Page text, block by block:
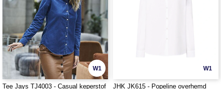
W1
Tee Jays TJ4003 - Casual keperstof
W1
JHK JK615 - Popeline overhemd